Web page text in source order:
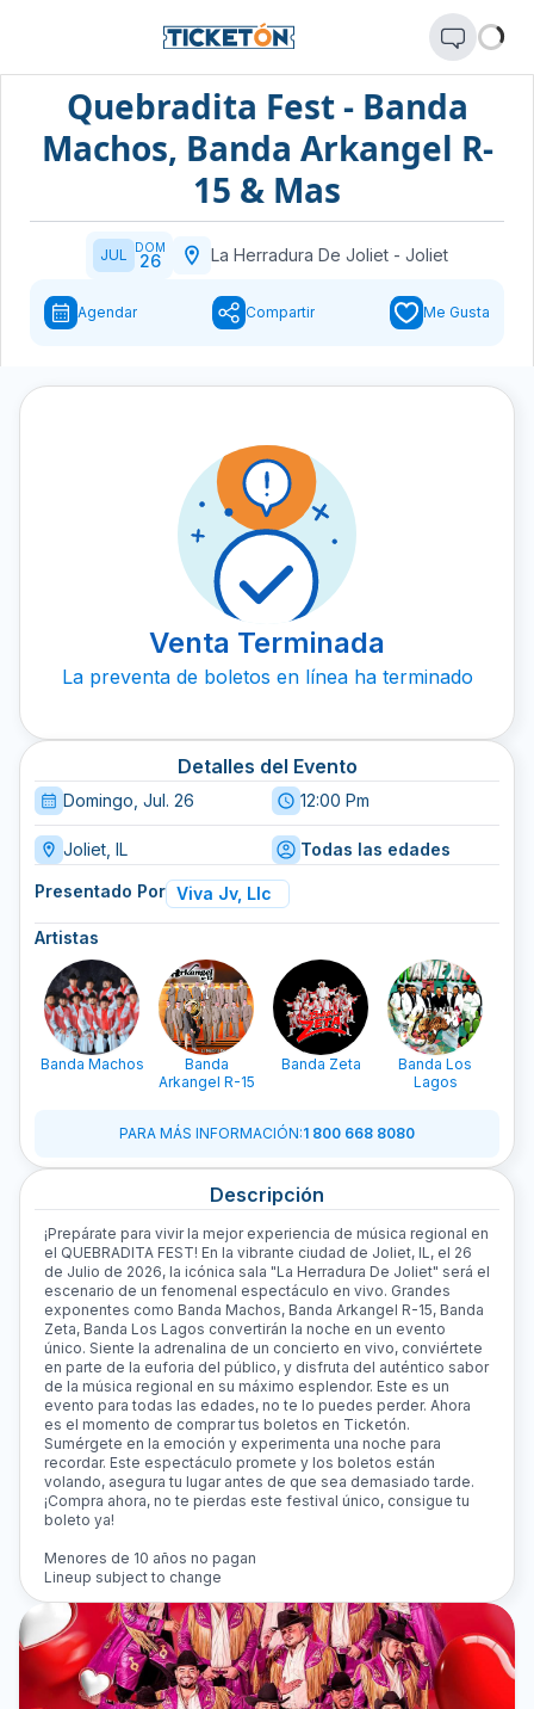
Quebradita Fest - Banda
Machos, Banda Arkangel R-
15 & Mas
JUL DOM
26 La Herradura De Joliet - Joliet
Agendar Compartir Me Gusta
Venta Terminada
La preventa de boletos en línea ha terminado
Detalles del Evento
Domingo, Jul. 26 12:00 Pm
Joliet, IL Todas las edades
Presentado Por Viva Jv, Llc
Artistas
Banda Machos
Banda
Arkangel R-15
Banda Zeta
Banda Los
Lagos
PARA MÁS INFORMACIÓN:1 800 668 8080
Descripción
¡Prepárate para vivir la mejor experiencia de música regional en
el QUEBRADITA FEST! En la vibrante ciudad de Joliet, IL, el 26
de Julio de 2026, la icónica sala "La Herradura De Joliet" será el
escenario de un fenomenal espectáculo en vivo. Grandes
exponentes como Banda Machos, Banda Arkangel R-15, Banda
Zeta, Banda Los Lagos convertirán la noche en un evento
único. Siente la adrenalina de un concierto en vivo, conviértete
en parte de la euforia del público, y disfruta del auténtico sabor
de la música regional en su máximo esplendor. Este es un
evento para todas las edades, no te lo puedes perder. Ahora
es el momento de comprar tus boletos en Ticketón.
Sumérgete en la emoción y experimenta una noche para
recordar. Este espectáculo promete y los boletos están
volando, asegura tu lugar antes de que sea demasiado tarde.
¡Compra ahora, no te pierdas este festival único, consigue tu
boleto ya!
Menores de 10 años no pagan
Lineup subject to change